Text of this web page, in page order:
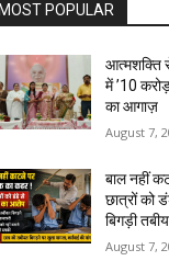
MOST POPULAR
आत्मशक्ति
में ’10
का आगाज़
August 7,
बाल नहीं
छात्रों को
बिगड़ी
August 7,